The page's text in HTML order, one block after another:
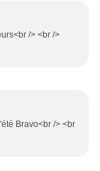
/> <br />
Bravo<br /> <br